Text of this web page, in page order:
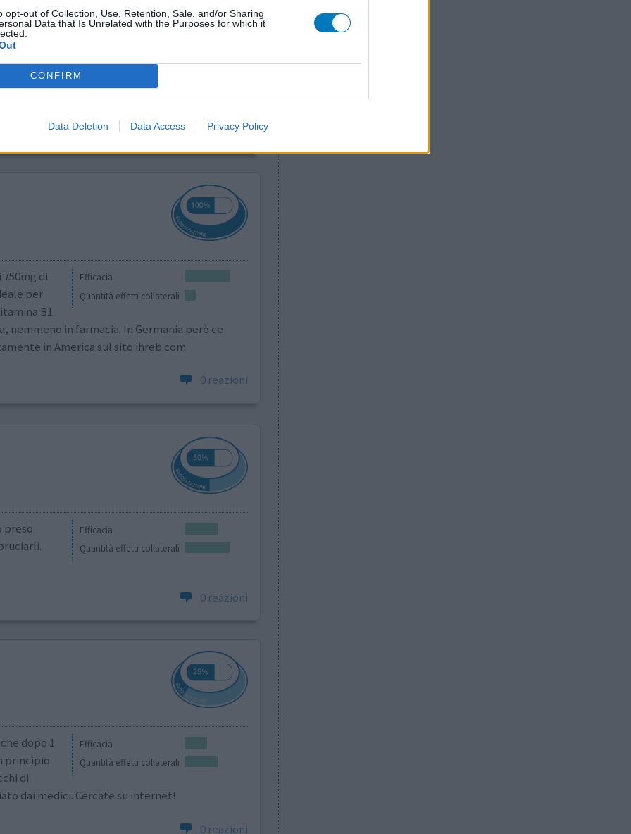
opt-out of Collection, Use, Retention, Sale, and/or Sharing
Data that Is Unrelated with the Purposes for which it
CONFIRM
Data Deletion Data Access Privacy Policy
Efficacia
Quantità effetti collaterali
molto
gli
ciò mi fa impazzire con la stanchezza. Prendo
Da quando uso i farmaci mi sento
0 reazioni
Efficacia
Quantità effetti collaterali
di
per
B1
nemmeno in farmacia. In Germania però ce
in America sul sito ihreb.com
0 reazioni
Efficacia
Quantità effetti collaterali
preso
0 reazioni
Efficacia
Quantità effetti collaterali
dopo 1
principio
di
dai medici. Cercate su internet!
0 reazioni